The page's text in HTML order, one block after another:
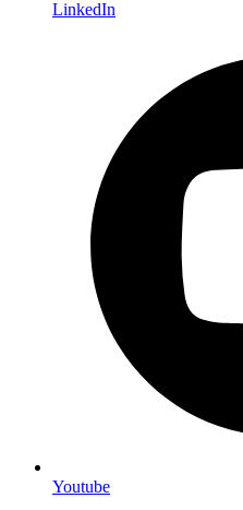
LinkedIn
Youtube